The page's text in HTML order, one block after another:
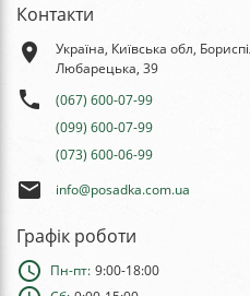
Контакти
place
Україна, Київська обл,
Любарецька, 39
phone
(067) 600-07-99
(099) 600-07-99
(073) 600-06-99
email info@posadka.com.ua
Графік роботи
schedule Пн-пт: 9:00-18:00